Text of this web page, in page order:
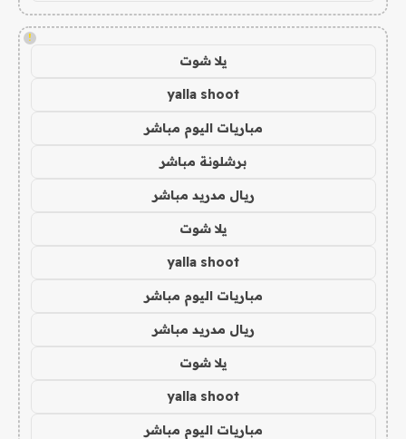
!
يلا شوت
yalla shoot
مباريات اليوم مباشر
برشلونة مباشر
ريال مدريد مباشر
يلا شوت
yalla shoot
مباريات اليوم مباشر
ريال مدريد مباشر
يلا شوت
yalla shoot
مباريات اليوم مباشر